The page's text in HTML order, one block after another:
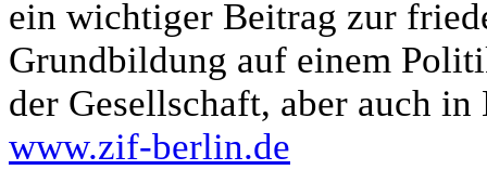
ein wichtiger Beitrag zur
Grundbildung auf einem
der Gesellschaft, aber auch
www.zif-berlin.de